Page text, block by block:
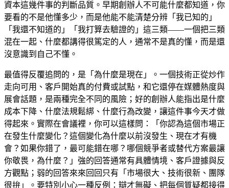
資本這幾件事的判斷品質。早期創辦人不可能什麼都知道，你
要看的不是他懂多少，而是他能不能清楚分辨「我已知的」
「我還不知道的」「我打算去驗證的」這三類——一個把三類
混在一起、什麼都講得很篤定的人，通常不是真的懂，而是還
沒意識到自己不懂。
最值得反覆追問的，是「為什麼是現在」。一個技術正從炒作
走向可用、客戶開始真的付費或試點，和它還停在媒體熱度與
展會話題，是兩種完全不同的風險；好的創辦人能指出是什麼
成本下降、什麼法規鬆綁、什麼行為改變，讓這件事今天才做
得起來。實際在會議裡，你可以這樣問：「你認為這個市場正
在發生什麼變化？這個變化為什麼以前沒發生、現在才有機
會？如果你錯了，最可能錯在哪？哪個競爭者或替代方案最讓
你敬畏，為什麼？」強的回答通常有具體情境、客戶證據與反
方觀點；弱的回答來來回回只有「市場很大、技術很新、團隊
很拚」。要特別小心一種反例：辯才無礙、把每個質疑都接得